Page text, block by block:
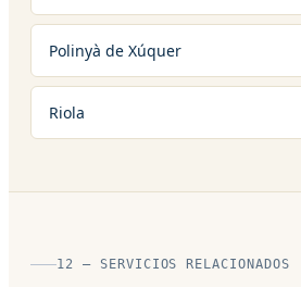
Polinyà de Xúquer
Riola
12 — SERVICIOS RELACIONADOS